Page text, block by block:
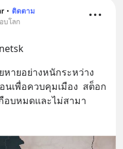
• ติดตาม
บโลก
หายอย่างหนักระหว่าง
นเพื่อควบคุมเมือง  สต็อก
อบหมดและไม่สามา